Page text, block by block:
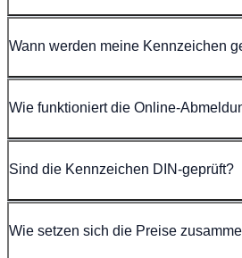
Wann werden meine Kennzeichen
Wie funktioniert die Online-
Sind die Kennzeichen DIN-geprüft?
Wie setzen sich die Preise